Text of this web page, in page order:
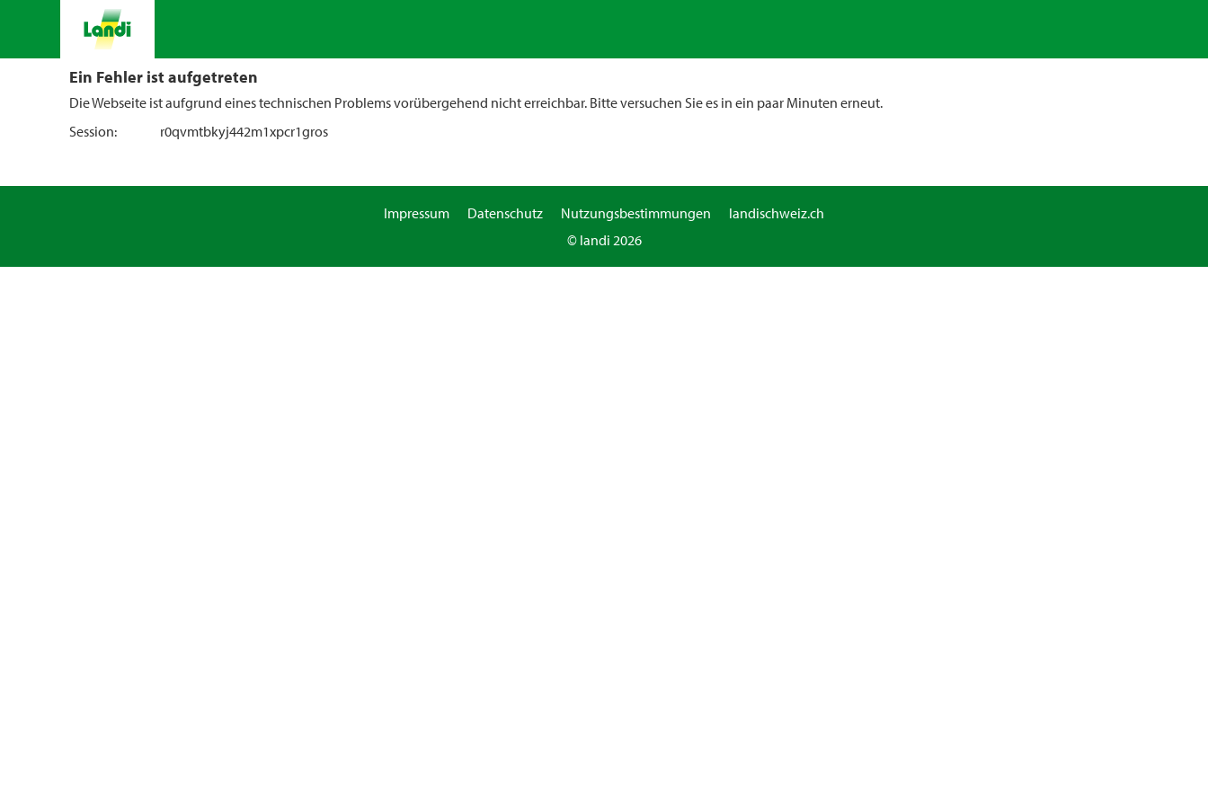
Ein Fehler ist aufgetreten
Die Webseite ist aufgrund eines technischen Problems vorübergehend nicht erreichbar. Bitte versuchen Sie es in ein paar Minuten erneut.
Session:
r0qvmtbkyj442m1xpcr1gros
Impressum Datenschutz Nutzungsbestimmungen
landischweiz.ch
© landi 2026